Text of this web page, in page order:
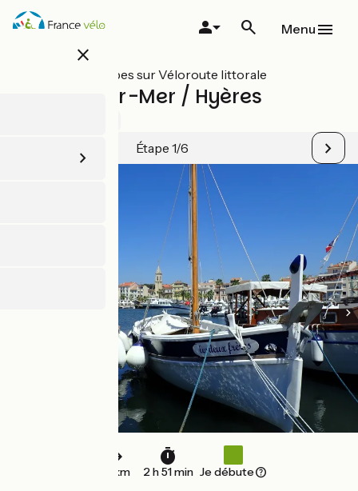
Aller
au
close
Menu
Toutes les étapes sur Véloroute littorale
Sanary-sur-Mer / Hyères
Étape 1/6
43 km 2 h 51 min Je débute